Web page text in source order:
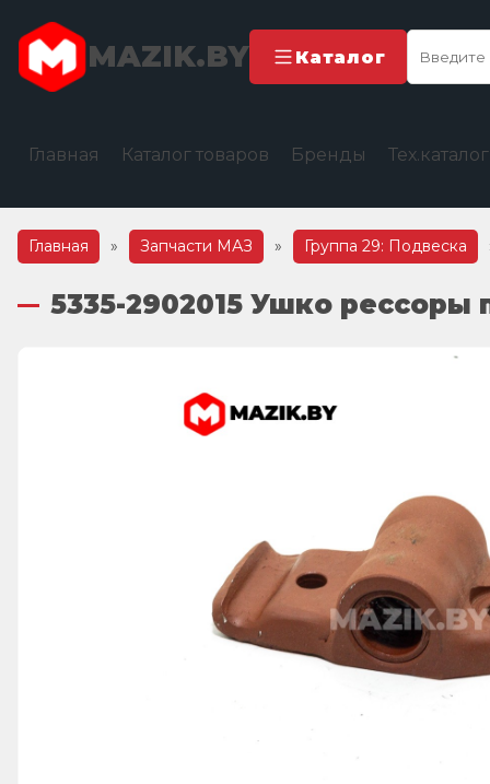
MAZIK.BY Каталог
Главная Каталог товаров Бренды
Главная » Запчасти МАЗ » Группа 29: Подвеска
5335-2902015 Ушко